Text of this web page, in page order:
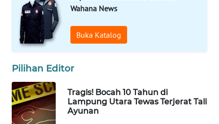
Wahana News
Buka Katalog
Pilihan Editor
Tragis! Bocah 10 Tahun di
Lampung Utara Tewas Terjerat Tali
Ayunan
WAHANA
TV
WAHANANEWS
WAHANANEWS
CO ID
WAHANANEWS